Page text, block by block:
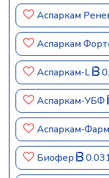
Аспаркам
Аспаркам
Аспаркам-L
Аспаркам-УБФ
Аспаркам-
Биофер